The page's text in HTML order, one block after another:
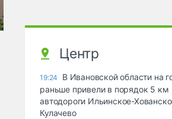
Центр
19:24
В Ивановской области на
раньше привели в порядок 5 км
автодороги Ильинское-
Кулачево